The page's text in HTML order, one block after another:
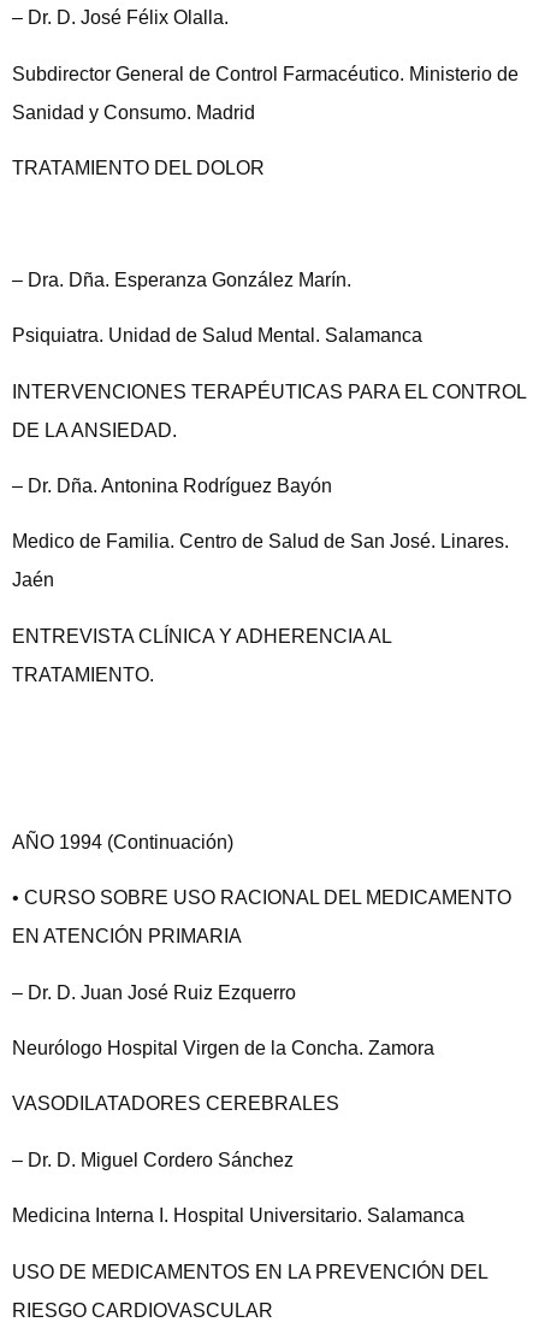
– Dr. D. José Félix Olalla.
Subdirector General de Control Farmacéutico. Ministerio de
Sanidad y Consumo. Madrid
TRATAMIENTO DEL DOLOR
– Dra. Dña. Esperanza González Marín.
Psiquiatra. Unidad de Salud Mental. Salamanca
INTERVENCIONES TERAPÉUTICAS PARA EL CONTROL
DE LA ANSIEDAD.
– Dr. Dña. Antonina Rodríguez Bayón
Medico de Familia. Centro de Salud de San José. Linares.
Jaén
ENTREVISTA CLÍNICA Y ADHERENCIA AL
TRATAMIENTO.
AÑO 1994 (Continuación)
• CURSO SOBRE USO RACIONAL DEL MEDICAMENTO
EN ATENCIÓN PRIMARIA
– Dr. D. Juan José Ruiz Ezquerro
Neurólogo Hospital Virgen de la Concha. Zamora
VASODILATADORES CEREBRALES
– Dr. D. Miguel Cordero Sánchez
Medicina Interna I. Hospital Universitario. Salamanca
USO DE MEDICAMENTOS EN LA PREVENCIÓN DEL
RIESGO CARDIOVASCULAR